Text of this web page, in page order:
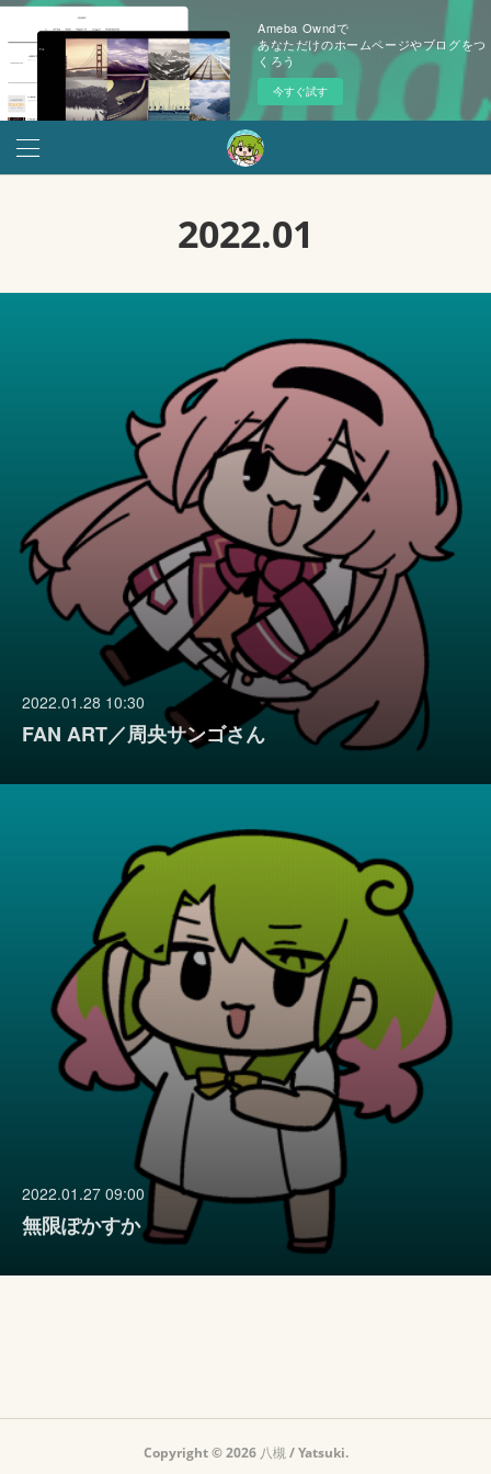
Ameba Owndで
あなただけのホームページやブログをつ
くろう
今すぐ試す
2022.01
2022.01.28 10:30
FAN ART／周央サンゴさん
2022.01.27 09:00
無限ぽかすか
Copyright ©2026 八槻 / Yatsuki.